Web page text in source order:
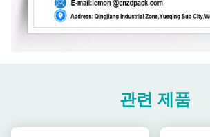
관련 제품